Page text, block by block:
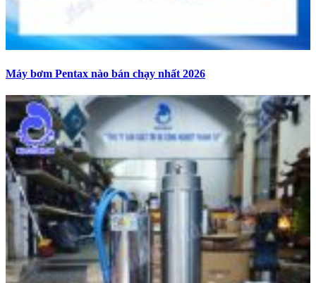
Máy bơm Pentax nào bán chạy nhất 2026